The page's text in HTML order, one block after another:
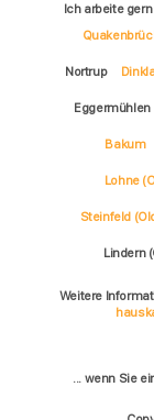
Ich arbeite
Nortrup
Eggermühlen
Bakum
Lohne
Steinfeld
Lindern
Weitere
... wenn Sie